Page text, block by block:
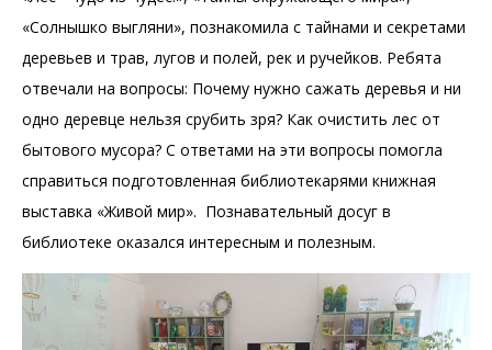
«Солнышко выгляни», познакомила с тайнами и секретами
деревьев и трав, лугов и полей, рек и ручейков. Ребята
отвечали на вопросы: Почему нужно сажать деревья и ни
одно деревце нельзя срубить зря? Как очистить лес от
бытового мусора? С ответами на эти вопросы помогла
справиться подготовленная библиотекарями книжная
выставка «Живой мир». Познавательный досуг в
библиотеке оказался интересным и полезным.